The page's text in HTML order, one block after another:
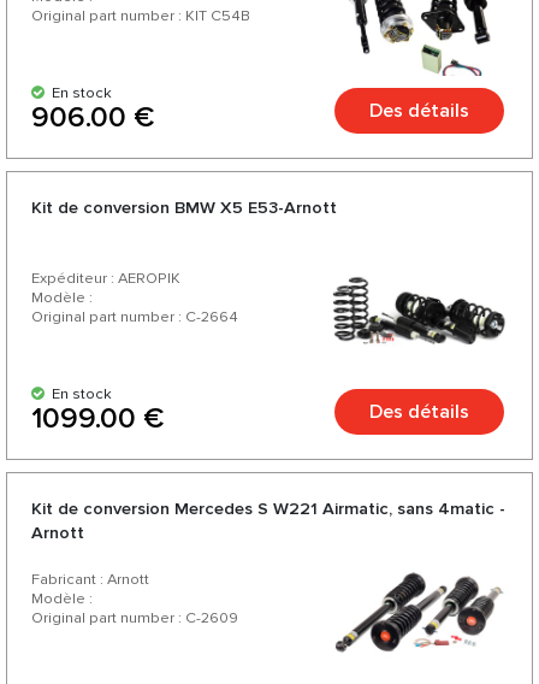
Original part number : KIT C54B
En stock
906.00 € Des détails
Kit de conversion BMW X5 E53-Arnott
Expéditeur : AEROPIK
Modèle :
Original part number : C-2664
En stock
1099.00 € Des détails
Kit de conversion Mercedes S W221 Airmatic, sans 4matic -
Arnott
Fabricant : Arnott
Modèle :
Original part number : C-2609